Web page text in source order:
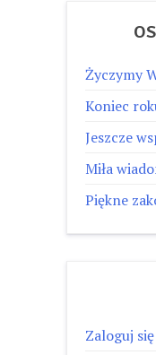
Życzymy
Koniec
Jeszcze
Miła
Piękne
Zaloguj się